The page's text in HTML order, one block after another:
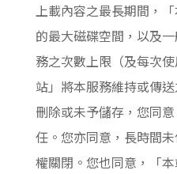
上載內容之最長期間，
的最大磁碟空間，以及
務之次數上限（及每次
站」將本服務維持或傳
刪除或未予儲存，您同
任。您亦同意，長時間
權關閉。您也同意，「